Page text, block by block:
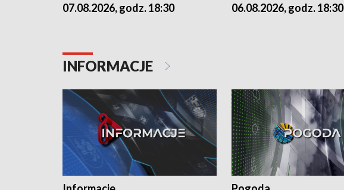
07.08.2026, godz. 18:30 06.08.2026, godz. 18:30
INFORMACJE